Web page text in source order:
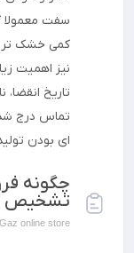
سفت معمولا
کمی خشک تر
نیز اهمیت
تاریخ
تماس درج
ای بودن
چگونه
تشخیص
online store